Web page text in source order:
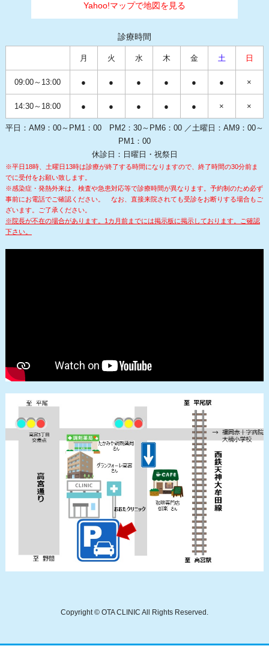
Yahoo!マップで地図を見る
診療時間
月 火 水 木 金 土 日
09:00～13:00 ● ● ● ● ● ● ×
14:30～18:00 ● ● ● ● ● × ×
平日：AM9：00～PM1：00 PM2：30～PM6：00 ／土曜日：AM9：00～
PM1：00
休診日：日曜日・祝祭日
※平日18時、土曜日13時は診療が終了する時間になりますので、終了時間の30分前ま
でに受付をお願い致します。
※感染症・発熱外来は、検査や急患対応等で診療時間が異なります。予約制のため必ず
事前にお電話でご確認ください。
なお、直接来院されても受診をお断りする場合もご
ざいます。ご了承ください。
※院長が不在の場合があります。1カ月前までには掲示板に掲示しております。ご確認
下さい。
Copyright © OTA CLINIC All Rights Reserved.